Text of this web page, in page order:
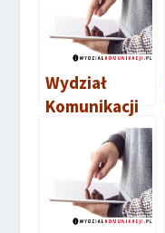
Wydział
Komunikacji
Lubaczów